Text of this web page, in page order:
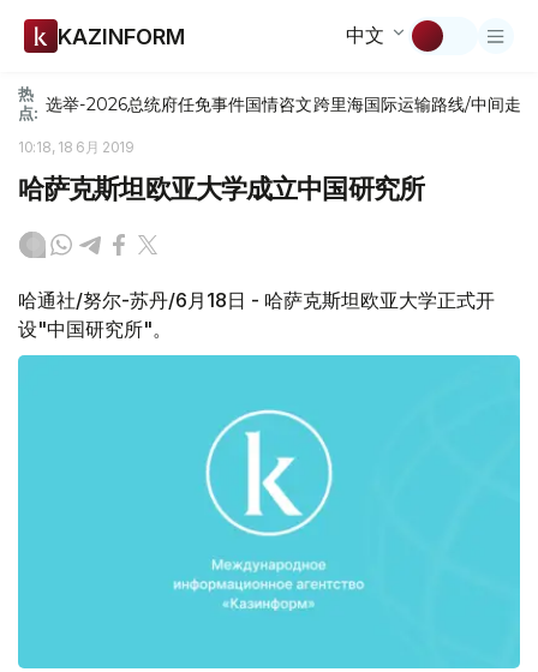
KAZINFORM 中文
热
点: 选举-2026总统府任免事件国情咨文跨里海国际运输路线/中间走廊
10:18, 18 6月 2019
哈萨克斯坦欧亚大学成立中国研究所
哈通社/努尔-苏丹/6月18日 - 哈萨克斯坦欧亚大学正式开
设"中国研究所"。